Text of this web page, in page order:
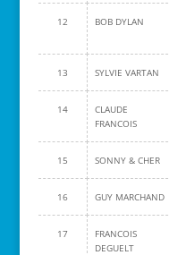
12 BOB DYLAN
13 SYLVIE VARTAN
14
CLAUDE
FRANCOIS
15 SONNY & CHER
16 GUY MARCHAND
17
FRANCOIS
DEGUELT